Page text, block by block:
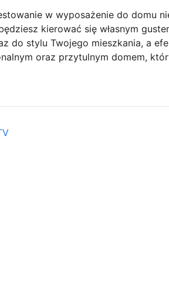
w wyposażenie do domu
kierować się własnym
do stylu Twojego mieszkania, a
oraz przytulnym domem,